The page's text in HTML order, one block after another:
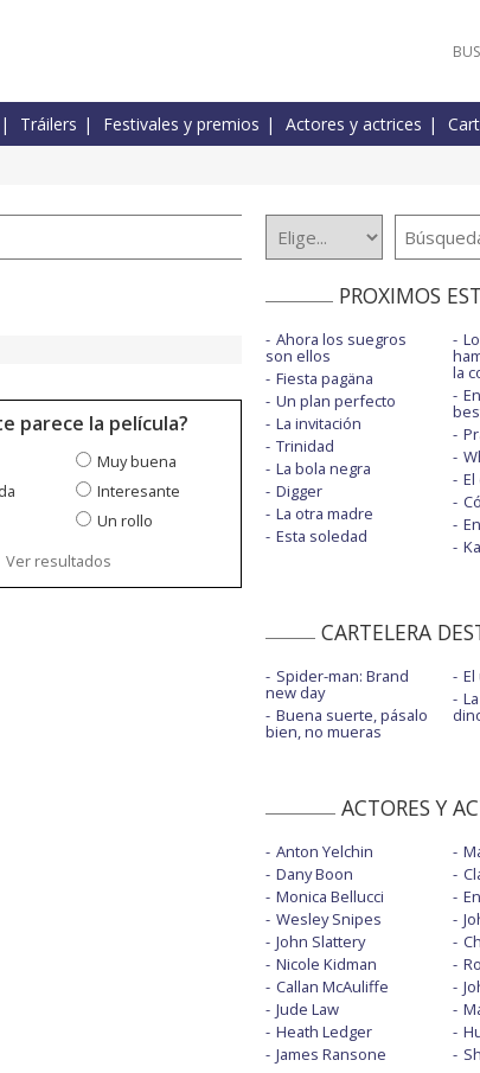
Tráilers Festivales y premios Actores y actrices
parece la película?
Muy buena
Interesante
Un rollo
Ver resultados
PROXIMOS
Ahora los suegros
son ellos
Fiesta pagäna
Un plan perfecto
La invitación
Trinidad
La bola negra
Digger
La otra madre
Esta soledad
la
CARTELERA
Spider-man: Brand
new day
Buena suerte, pásalo
bien, no mueras
ACTORES Y
Anton Yelchin
Dany Boon
Monica Bellucci
Wesley Snipes
John Slattery
Nicole Kidman
Callan McAuliffe
Jude Law
Heath Ledger
James Ransone